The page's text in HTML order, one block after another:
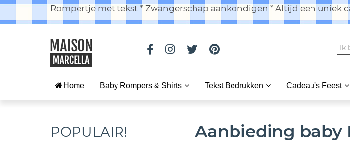
Rompertje met tekst * Zwangerschap aankondigen * Altijd een uniek
Home Baby Rompers & Shirts Tekst Bedrukken Cadeau's Feest
Aanbieding baby
POPULAIR!